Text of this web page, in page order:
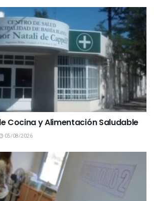
Cocina y Alimentación Saludable
05/08/2026